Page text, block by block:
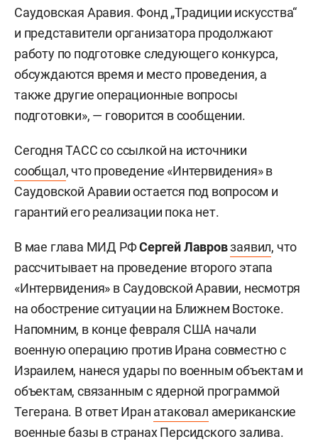
Саудовская Аравия. Фонд „Традиции искусства“
и представители организатора продолжают
работу по подготовке следующего конкурса,
обсуждаются время и место проведения, а
также другие операционные вопросы
подготовки», — говорится в сообщении.
Сегодня ТАСС со ссылкой на источники
сообщал, что проведение «Интервидения» в
Саудовской Аравии остается под вопросом и
гарантий его реализации пока нет.
В мае глава МИД РФСергей Лавровзаявил, что
рассчитывает на проведение второго этапа
«Интервидения» в Саудовской Аравии, несмотря
на обострение ситуации на Ближнем Востоке.
Напомним, в конце февраля США начали
военную операцию против Ирана совместно с
Израилем, нанеся удары по военным объектам и
объектам, связанным с ядерной программой
Тегерана. В ответ Иран атаковал американские
военные базы в странах Персидского залива.